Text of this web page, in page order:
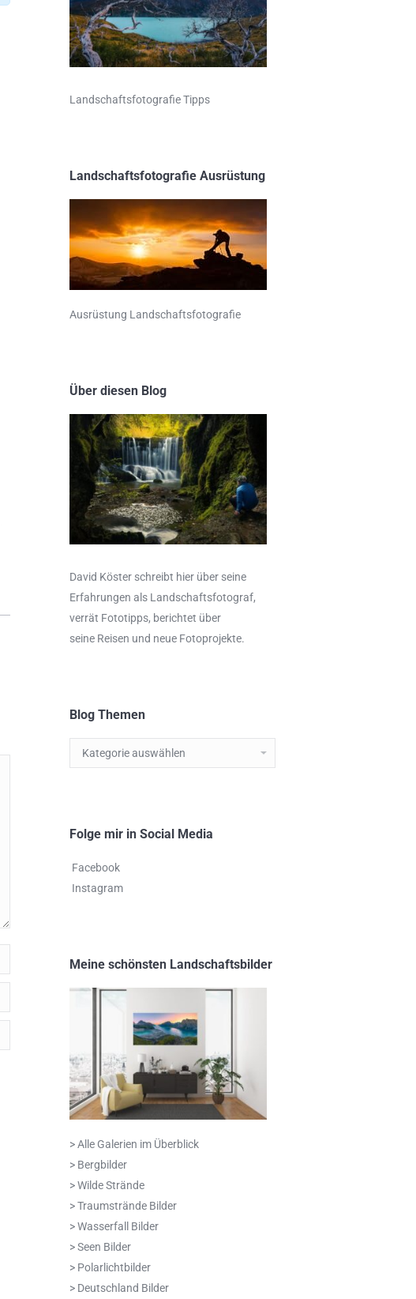
Landschaftsfotografie Tipps
Landschaftsfotografie Ausrüstung
Ausrüstung Landschaftsfotografie
Über diesen Blog
David Köster schreibt hier über seine
Erfahrungen als Landschaftsfotograf,
verrät Fototipps, berichtet über
seine Reisen und neue Fotoprojekte.
Blog Themen
Blog
Themen
Folge mir in Social Media
Facebook
Instagram
Meine schönsten Landschaftsbilder
> Alle Galerien im Überblick
> Bergbilder
> Wilde Strände
> Traumstrände Bilder
> Wasserfall Bilder
> Seen Bilder
> Polarlichtbilder
> Deutschland Bilder